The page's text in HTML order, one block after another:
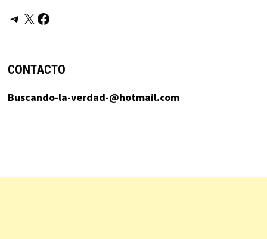
Telegram
X Facebook
CONTACTO
Buscando-la-verdad-@hotmail.com